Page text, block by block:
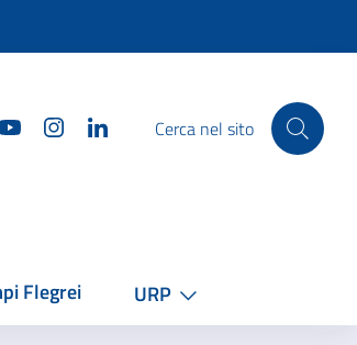
YouTube InstagramLinkedinCerca nel sito
Flegrei URP